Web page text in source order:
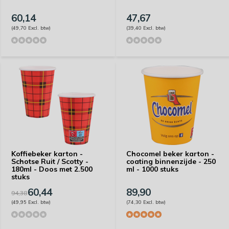
60,14
(49,70 Excl. btw)
47,67
(39,40 Excl. btw)
Koffiebeker karton -
Schotse Ruit / Scotty -
180ml - Doos met 2.500
stuks
94,3860,44
(49,95 Excl. btw)
Chocomel beker karton -
coating binnenzijde - 250
ml - 1000 stuks
89,90
(74,30 Excl. btw)